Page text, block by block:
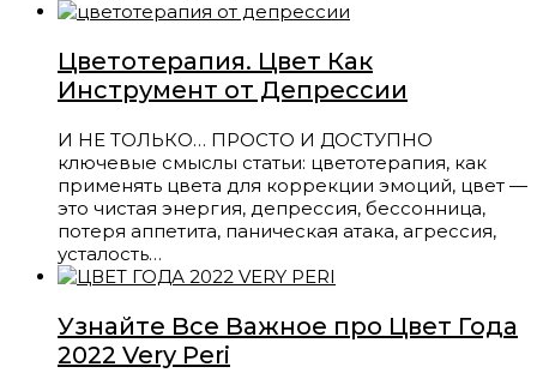
Цветотерапия. Цвет Как
Инструмент от Депрессии
И НЕ ТОЛЬКО… ПРОСТО И ДОСТУПНО
ключевые смыслы статьи: цветотерапия, как
применять цвета для коррекции эмоций, цвет —
это чистая энергия, депрессия, бессонница,
потеря аппетита, паническая атака, агрессия,
усталость…
Узнайте Все Важное про Цвет Года
2022 Very Peri